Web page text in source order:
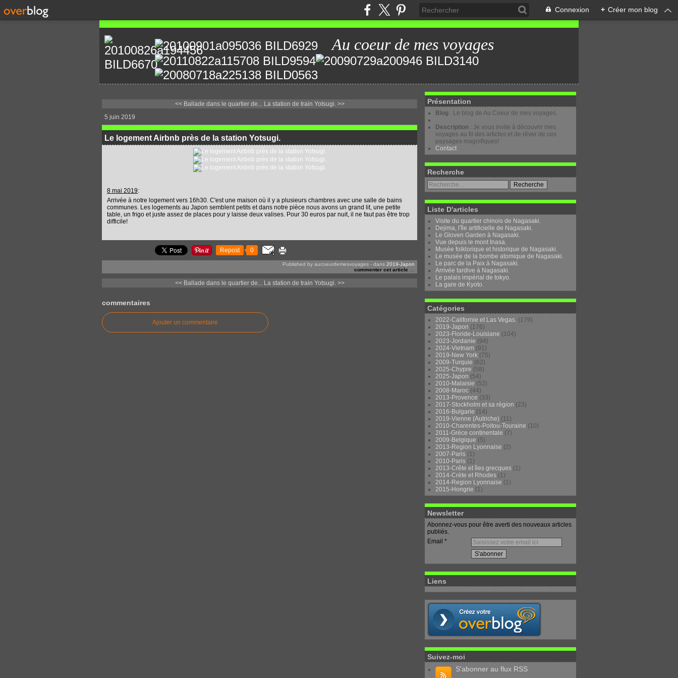
Connexion + Créer mon blog
Au coeur de mes voyages
<< Ballade dans le quartier de... La station de train Yotsugi. >>
5 juin 2019
Le logement Airbnb près de la station Yotsugi.
8 mai 2019:
Arrivée à notre logement vers 16h30. C'est une maison où il y a plusieurs chambres avec une salle de bains
communes. Les logements au Japon semblent petits et dans notre pièce nous avons un grand lit, une petite
table, un frigo et juste assez de places pour y laisse deux valises. Pour 30 euros par nuit, il ne faut pas être trop
difficile!
Repost 0
Published by aucoeurdemesvoyages - dans 2019-Japon
commenter cet article
<< Ballade dans le quartier de... La station de train Yotsugi. >>
commentaires
Ajouter un commentaire
Présentation
Blog : Le blog de Au Coeur de mes voyages.
Description : Je vous invite à découvrir mes
voyages au fil des articles et de rêver de ces
paysages magnifiques!
Contact
Recherche
Liste D'articles
Visite du quartier chinois de Nagasaki.
Dejima, l'île artificielle de Nagasaki.
Le Gloven Garden à Nagasaki.
Vue depuis le mont Inasa.
Musée folklorique et historique de Nagasaki.
Le musée de la bombe atomique de Nagasaki.
Le parc de la Paix à Nagasaki.
Arrivée tardive à Nagasaki.
Le palais impérial de tokyo.
La gare de Kyoto.
Catégories
2022-Californie et Las Vegas. (179)
2019-Japon (176)
2023-Floride-Louisiane (104)
2023-Jordanie (94)
2024-Vietnam (91)
2019-New York (75)
2009-Turquie (62)
2025-Chypre (58)
2025-Japon (54)
2010-Malaisie (52)
2008-Maroc (44)
2013-Provence (33)
2017-Stockholm et sa région (23)
2016-Bulgarie (14)
2019-Vienne (Autriche) (11)
2010-Charentes-Poitou-Touraine (10)
2011-Grèce continentale (7)
2009-Belgique (5)
2013-Region Lyonnaise (2)
2007-Paris (1)
2010-Paris (1)
2013-Crête et îles grecques (1)
2014-Crète et Rhodes (1)
2014-Region Lyonnaise (1)
2015-Hongrie (1)
Newsletter
Abonnez-vous pour être averti des nouveaux articles
publiés.
Email
Liens
Suivez-moi
S'abonner au flux RSS